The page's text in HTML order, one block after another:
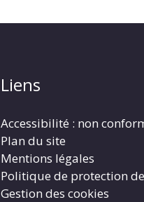
Liens
Accessibilité : non
Plan du site
Mentions légales
Politique de protection
Gestion des cookies